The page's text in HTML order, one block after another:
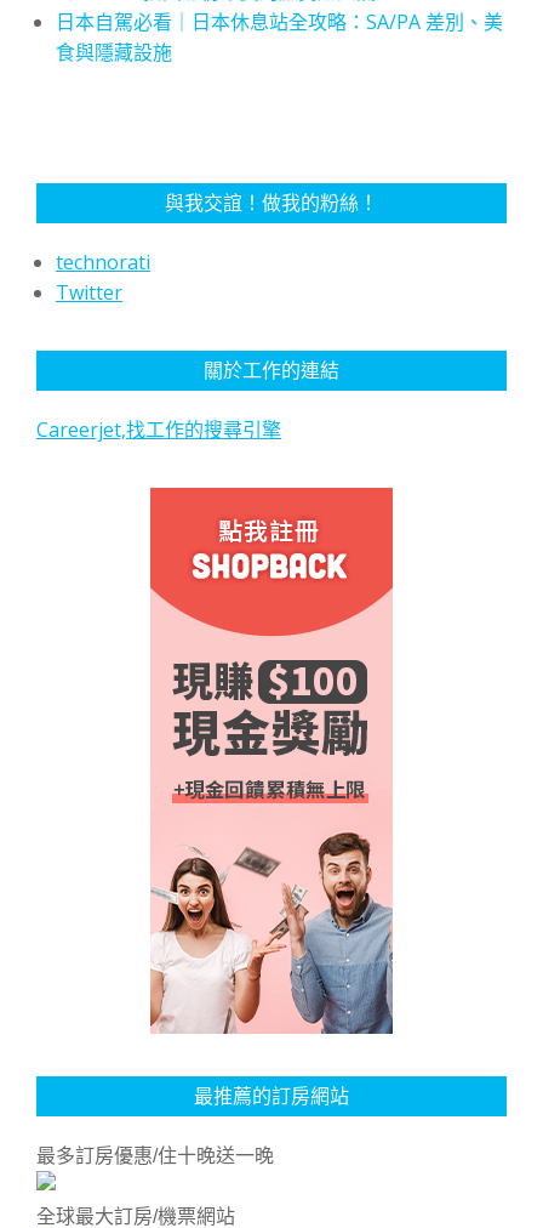
日本自駕必看｜日本休息站全攻略：SA/PA 差別、美
食與隱藏設施
與我交誼！做我的粉絲！
technorati
Twitter
關於工作的連結
Careerjet,找工作的搜尋引擎
最推薦的訂房網站
最多訂房優惠/住十晚送一晚
全球最大訂房/機票網站